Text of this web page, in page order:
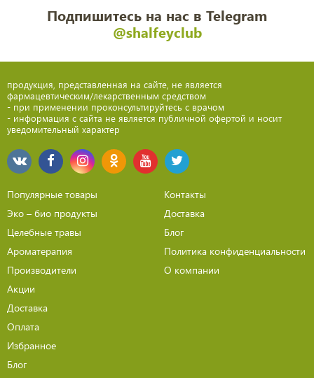
Подпишитесь на нас в Telegram
@shalfeyclub
продукция, представленная на сайте, не является
фармацевтическим/лекарственным средством
- при применении проконсультируйтесь с врачом
- информация с сайта не является публичной офертой и носит
уведомительный характер
Популярные товары
Эко – био продукты
Целебные травы
Ароматерапия
Производители
Акции
Доставка
Оплата
Избранное
Блог
Контакты
Доставка
Блог
Политика конфиденциальности
О компании